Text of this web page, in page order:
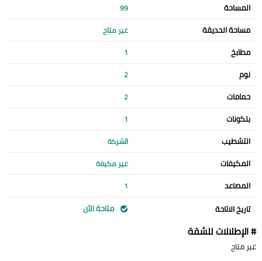
المساحة 99
مساحة الحديقة غير متاح
مطابخ 1
نوم 2
حمامات 2
بلكونات 1
التشطيب الشركة
المكيفات غير مكيفة
المصاعد 1
تاريخ الاتاحة متاحة الآن
# الإطلالات للشقة
غير متاح